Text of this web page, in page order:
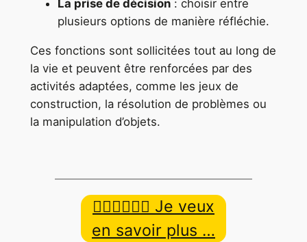
La prise de décision: choisir entre
plusieurs options de manière réfléchie.
Ces fonctions sont sollicitées tout au long de
la vie et peuvent être renforcées par des
activités adaptées, comme les jeux de
construction, la résolution de problèmes ou
la manipulation d’objets.
👉🏿👉🏾👉🏼 Je veux
en savoir plus …